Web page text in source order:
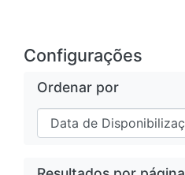
Configurações
Ordenar por